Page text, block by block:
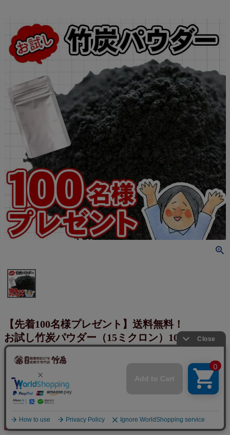
【先着100名様プレゼント】送料無料！
お試し竹炭パウダー（15ミクロン）10g
チャコールクレンズを美容健康に
四国産孟宗竹使用、無味無臭の
活性炭チャコールダイエット、デトックス
モノクロスイーツ、お菓子作りに